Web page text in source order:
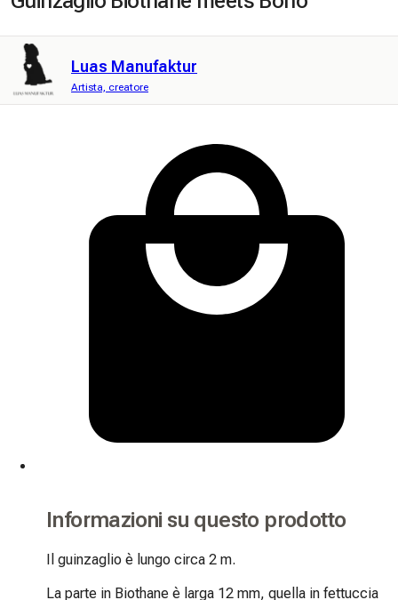
Luas Manufaktur
Artista, creatore
Informazioni su questo prodotto
Il guinzaglio è lungo circa 2 m.
La parte in Biothane è larga 12 mm, quella in fettuccia